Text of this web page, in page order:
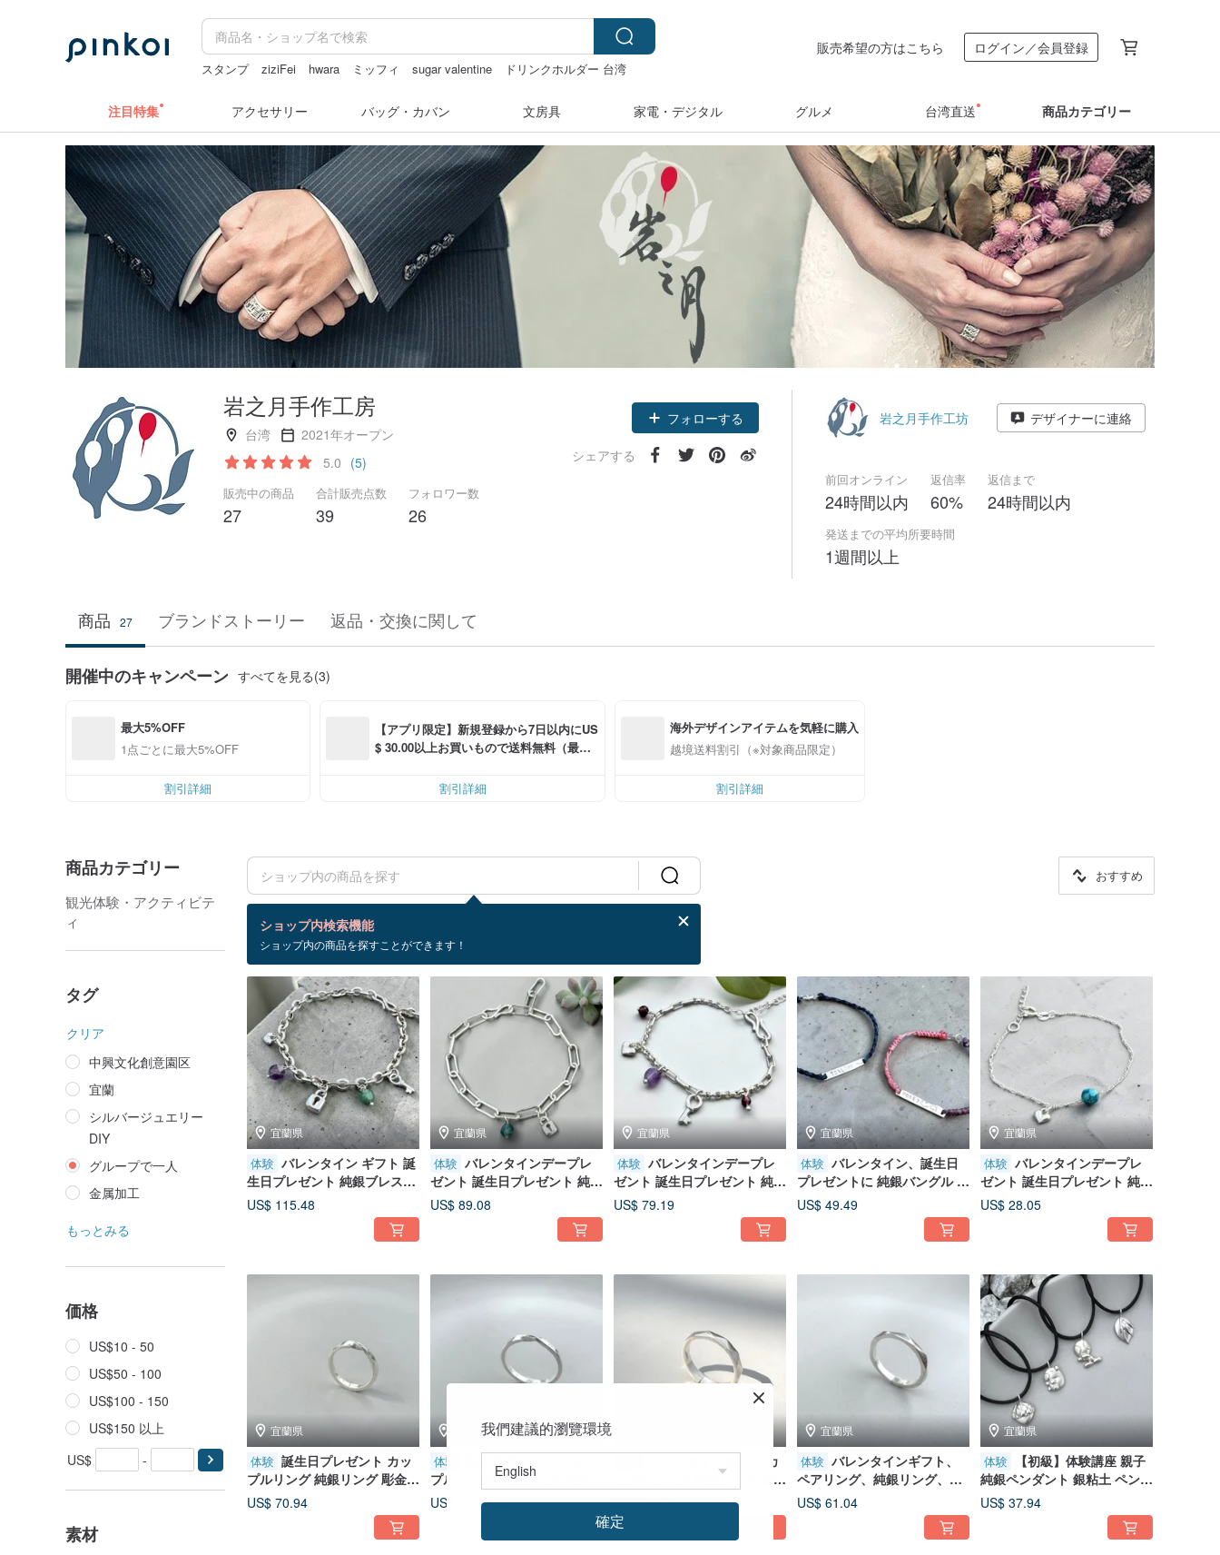
スタンプ ziziFei hwara ミッフィ sugar valentine
ドリンクホルダー 台湾
販売希望の方はこちら ログイン／会員登録
注目特集 アクセサリー バッグ・カバン 文房具 家電・デジタル グルメ 台湾直送 商品カテゴリー
岩之月手作工房
台湾
2021年オープン
5.0 (5)
販売中の商品
27
合計販売点数
39
フォロワー数
26
フォローする
シェアする
岩之月手作工坊 デザイナーに連絡
前回オンライン
24時間以内
返信率
60%
返信まで
24時間以内
発送までの平均所要時間
1週間以上
商品 27 ブランドストーリー 返品・交換に関して
開催中のキャンペーン すべてを見る(3)
最大5%OFF
1点ごとに最大5%OFF
割引詳細
【アプリ限定】新規登録から7日以内にUS
$ 30.00以上お買いもので送料無料（最大U
割引詳細
海外デザインアイテムを気軽に購入
越境送料割引（※対象商品限定）
割引詳細
商品カテゴリー
観光体験・アクティビテ
ィ
タグ
クリア
中興文化創意園区
宜蘭
シルバージュエリー
DIY
グループで一人
金属加工
もっとみる
価格
US$10 - 50
US$50 - 100
US$100 - 150
US$150 以上
US$
-
素材
ショップ内検索機能
ショップ内の商品を探すことができます！
おすすめ
検索結果：24 件
グループで一人
宜蘭県
体験 バレンタイン ギフト 誕
生日プレゼント 純銀ブレスレ
ット 金工ブレスレット DIY 文
化幣 - 宝石銀ロック
US$ 115.48
宜蘭県
体験 バレンタインデープレ
ゼント 誕生日プレゼント 純銀
ブレスレット 金工ブレスレッ
ト DIY 文化幣 - 銀の鍵
US$ 89.08
宜蘭県
体験 バレンタインデープレ
ゼント 誕生日プレゼント 純銀
ブレスレット 金工ブレスレッ
ト DIY カルチャーコイン - 鍵
US$ 79.19
宜蘭県
体験 バレンタイン、誕生日
プレゼントに 純銀バングル 金
工バングル DIY 文化パス対応
- シルバープレートブレスレ
US$ 49.49
宜蘭県
体験 バレンタインデープレ
ゼント 誕生日プレゼント 純銀
ブレスレット 金工ブレスレッ
ト DIY 文化幣 - 宝石ハート
US$ 28.05
宜蘭県
体験 誕生日プレゼント カッ
プルリング 純銀リング 彫金リ
ング DIY 文化体験 - モビウス
（太め）
US$ 70.94
宜蘭県
体験
プルリング 純銀リング 彫金リ
ング DIY 文化幣 - メビウス
（細）
US$ 47.84
バレンタインギフト カ
ップルリング 純銀リング 金属
角形 (太め)
US$ 92.38
宜蘭県
体験 バレンタインギフト、
ペアリング、純銀リング、金
属工芸リング DIY、文化マネ
ー利用可能 - 三角形 (細)
US$ 61.04
宜蘭県
体験
【初級】体験講座 親子
純銀ペンダント 銀粘土 ペンダ
ント DIY 文化コイン
US$ 37.94
我們建議的瀏覽環境
確定